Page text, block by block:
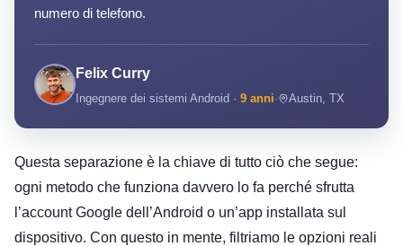
numero di telefono.
Felix Curry
Ingegnere dei sistemi Android · 9 anni· Austin, TX
Questa separazione è la chiave di tutto ciò che segue:
ogni metodo che funziona davvero lo fa perché sfrutta
l’account Google dell’Android o un’app installata sul
dispositivo. Con questo in mente, filtriamo le opzioni reali